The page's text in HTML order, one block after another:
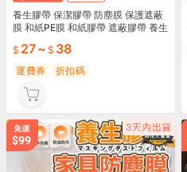
養生膠帶 保潔膠帶 防塵膜 保護遮蔽
膜 和紙PE膜 和紙膠帶 遮蔽膠帶 養生
27~ 38
運費券 折扣碼